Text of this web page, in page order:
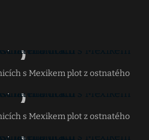
s Mexikem plot z ostnatého
s Mexikem plot z ostnatého